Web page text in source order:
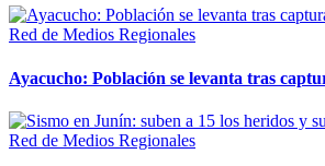
Red de Medios Regionales
Ayacucho: Población se levanta tras
Red de Medios Regionales